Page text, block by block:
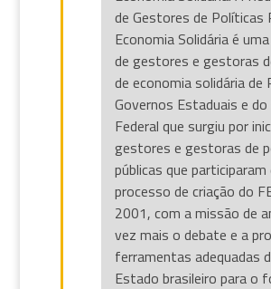
de Gestores de Políticas
Economia Solidária é
de gestores e gestoras
de economia solidária de
Governos Estaduais e do
Federal que surgiu por
gestores e gestoras de
públicas que participaram
processo de criação do
2001, com a missão de
vez mais o debate e a
ferramentas adequadas
Estado brasileiro para o